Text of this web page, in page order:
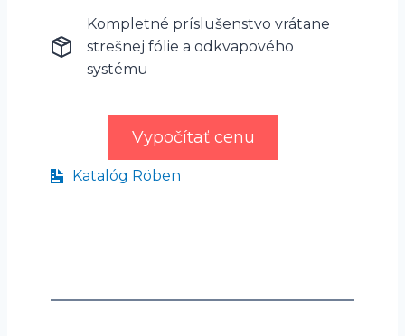
Kompletné príslušenstvo vrátane
strešnej fólie a odkvapového
systému
Vypočítať cenu
Katalóg Röben